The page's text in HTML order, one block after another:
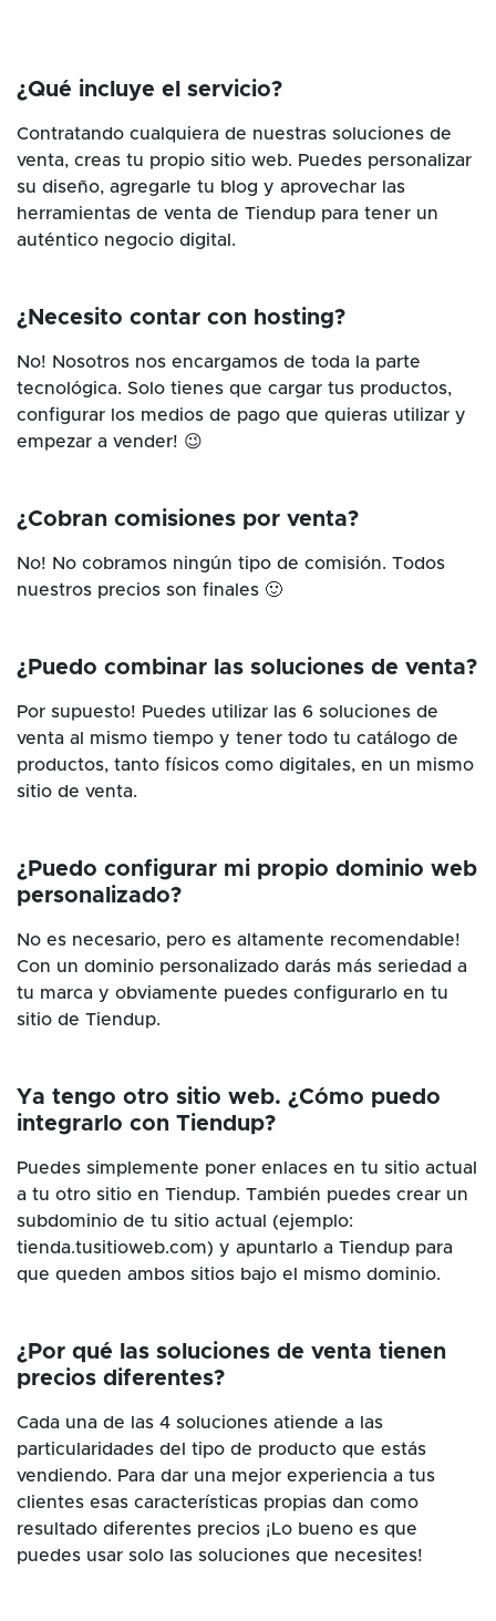
¿Qué incluye el servicio?
Contratando cualquiera de nuestras soluciones de
venta, creas tu propio sitio web. Puedes personalizar
su diseño, agregarle tu blog y aprovechar las
herramientas de venta de Tiendup para tener un
auténtico negocio digital.
¿Necesito contar con hosting?
No! Nosotros nos encargamos de toda la parte
tecnológica. Solo tienes que cargar tus productos,
configurar los medios de pago que quieras utilizar y
empezar a vender! 😉
¿Cobran comisiones por venta?
No! No cobramos ningún tipo de comisión. Todos
nuestros precios son finales 🙂
¿Puedo combinar las soluciones de venta?
Por supuesto! Puedes utilizar las 6 soluciones de
venta al mismo tiempo y tener todo tu catálogo de
productos, tanto físicos como digitales, en un mismo
sitio de venta.
¿Puedo configurar mi propio dominio web
personalizado?
No es necesario, pero es altamente recomendable!
Con un dominio personalizado darás más seriedad a
tu marca y obviamente puedes configurarlo en tu
sitio de Tiendup.
Ya tengo otro sitio web. ¿Cómo puedo
integrarlo con Tiendup?
Puedes simplemente poner enlaces en tu sitio actual
a tu otro sitio en Tiendup. También puedes crear un
subdominio de tu sitio actual (ejemplo:
tienda.tusitioweb.com) y apuntarlo a Tiendup para
que queden ambos sitios bajo el mismo dominio.
¿Por qué las soluciones de venta tienen
precios diferentes?
Cada una de las 4 soluciones atiende a las
particularidades del tipo de producto que estás
vendiendo. Para dar una mejor experiencia a tus
clientes esas características propias dan como
resultado diferentes precios ¡Lo bueno es que
puedes usar solo las soluciones que necesites!